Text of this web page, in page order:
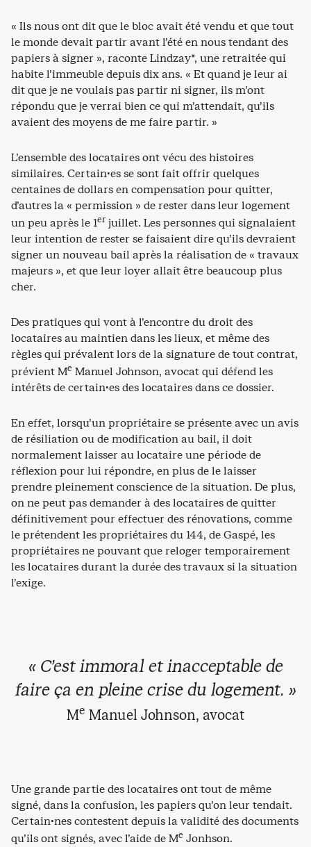
« Ils nous ont dit que le bloc avait été vendu et que tout
le monde devait partir avant l’été en nous tendant des
papiers à signer », raconte Lindzay*, une retraitée qui
habite l’immeuble depuis dix ans. « Et quand je leur ai
dit que je ne voulais pas partir ni signer, ils m’ont
répondu que je verrai bien ce qui m’attendait, qu’ils
avaient des moyens de me faire partir. »
L’ensemble des locataires ont vécu des histoires
similaires. Certain·es se sont fait offrir quelques
centaines de dollars en compensation pour quitter,
d’autres la « permission » de rester dans leur logement
un peu après le 1er juillet. Les personnes qui signalaient
leur intention de rester se faisaient dire qu’ils devraient
signer un nouveau bail après la réalisation de « travaux
majeurs », et que leur loyer allait être beaucoup plus
cher.
Des pratiques qui vont à l’encontre du droit des
locataires au maintien dans les lieux, et même des
règles qui prévalent lors de la signature de tout contrat,
prévient Me Manuel Johnson, avocat qui défend les
intérêts de certain·es des locataires dans ce dossier.
En effet, lorsqu’un propriétaire se présente avec un avis
de résiliation ou de modification au bail, il doit
normalement laisser au locataire une période de
réflexion pour lui répondre, en plus de le laisser
prendre pleinement conscience de la situation. De plus,
on ne peut pas demander à des locataires de quitter
définitivement pour effectuer des rénovations, comme
le prétendent les propriétaires du 144, de Gaspé, les
propriétaires ne pouvant que reloger temporairement
les locataires durant la durée des travaux si la situation
l’exige.
« C’est immoral et inacceptable de
faire ça en pleine crise du logement. »
Me Manuel Johnson, avocat
Une grande partie des locataires ont tout de même
signé, dans la confusion, les papiers qu’on leur tendait.
Certain·nes contestent depuis la validité des documents
qu’ils ont signés, avec l’aide de Me Jonhson.